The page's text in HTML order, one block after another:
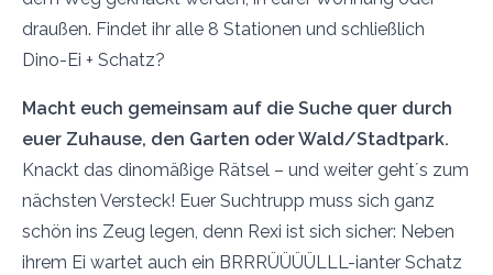
draußen. Findet ihr alle 8 Stationen und schließlich
Dino-Ei + Schatz?
Macht euch gemeinsam auf die Suche quer durch
euer Zuhause, den Garten oder Wald/Stadtpark.
Knackt das dinomäßige Rätsel – und weiter geht´s zum
nächsten Versteck! Euer Suchtrupp muss sich ganz
schön ins Zeug legen, denn Rexi ist sich sicher: Neben
ihrem Ei wartet auch ein BRRRÜÜÜÜLLL-ianter Schatz